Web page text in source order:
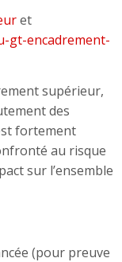
et
gt-encadrement-
supérieur,
des
fortement
au risque
sur l’ensemble
(pour preuve